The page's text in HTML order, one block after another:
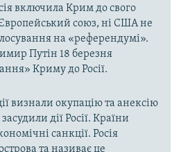
включила Крим до свого
Європейський союз, ні США не
на «референдумі».
Путін 18 березня
Криму до Росії.
визнали окупацію та анексію
дії Росії. Країни
санкції. Росія
та називає це